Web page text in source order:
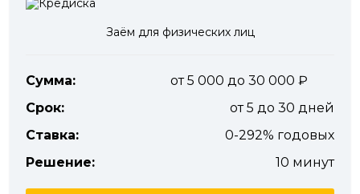
Заём для физических лиц
Сумма:
от 5 000 до 30 000
Срок:
от 5 до 30 дней
Ставка:
0-292% годовых
Решение:
10 минут